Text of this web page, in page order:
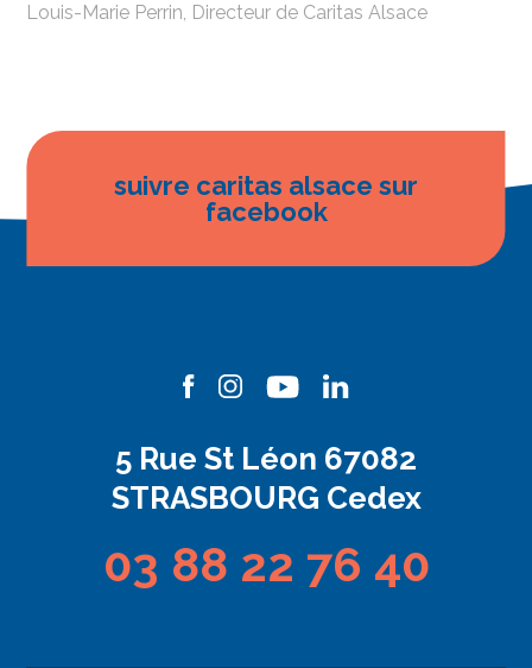
Louis-Marie Perrin, Directeur de Caritas Alsace
suivre caritas alsace sur
facebook
5 Rue St Léon 67082
STRASBOURG Cedex
03 88 22 76 40